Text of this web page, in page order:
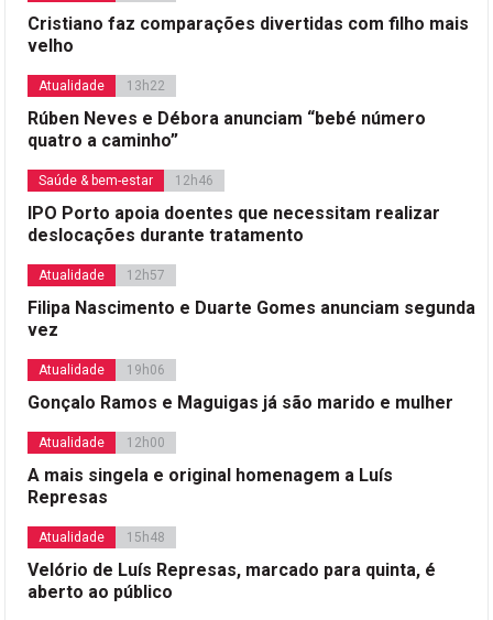
Cristiano faz comparações divertidas com filho mais
velho
Atualidade 13h22
Rúben Neves e Débora anunciam “bebé número
quatro a caminho”
Saúde & bem-estar 12h46
IPO Porto apoia doentes que necessitam realizar
deslocações durante tratamento
Atualidade 12h57
Filipa Nascimento e Duarte Gomes anunciam segunda
vez
Atualidade 19h06
Gonçalo Ramos e Maguigas já são marido e mulher
Atualidade 12h00
A mais singela e original homenagem a Luís
Represas
Atualidade 15h48
Velório de Luís Represas, marcado para quinta, é
aberto ao público